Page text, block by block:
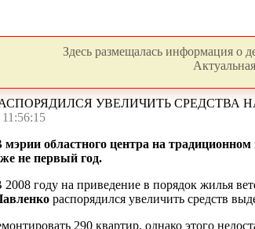
Здесь размещалась информация о
УВЕЛИЧИТЬ СРЕДСТВА
мэрии областного центра на
не первый год.
2008 году на приведение в порядок жилья
распорядился увеличить средств
290 квартир, однако этого